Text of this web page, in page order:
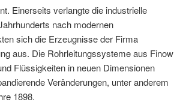
Einerseits verlangte die industrielle
nach modernen
sich die Erzeugnisse der Firma
aus. Die Rohrleitungssysteme aus Finow
Flüssigkeiten in neuen Dimensionen
Veränderungen, unter anderem
1898.